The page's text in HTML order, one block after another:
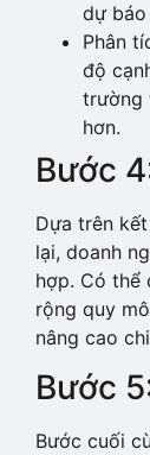
dự
Phân
độ
trường
hơn.
Bước
Dựa trên
lại, doanh
hợp. Có thể
rộng quy
nâng cao
Bước
Bước cuối